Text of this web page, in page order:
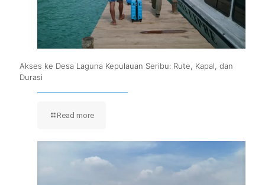
Akses ke Desa Laguna Kepulauan Seribu: Rute, Kapal, dan
Durasi
Read more